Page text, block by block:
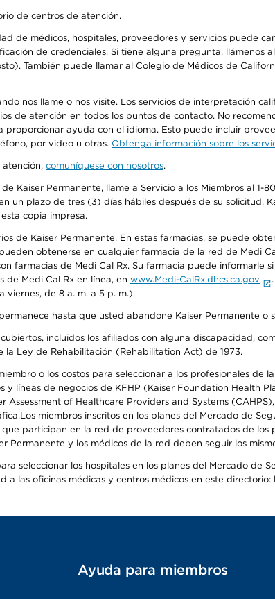
de centros de atención.
de médicos, hospitales, proveedores y servicios puede
de credenciales. Si tiene alguna pregunta, llámenos
También puede llamar al Colegio de Médicos de
nos llame o nos visite. Los servicios de interpretación
de atención en todos los puntos de contacto. No
ayuda con el idioma. Esto puede incluir
por video u otras. Obtenga información sobre los
comuníquese con nosotros.
Permanente, llame a Servicio a los Miembros al 1-
un plazo de tres (3) días hábiles después de su solicitud.
copia impresa.
de Kaiser Permanente. En estas farmacias, se puede
obtenerse en cualquier farmacia de la red de Medi
farmacias de Medi Cal Rx. Su farmacia puede informarle
de Medi Cal Rx en línea, en www.Medi-CalRx.dhcs.ca.gov
viernes, de 8 a. m. a 5 p. m.).
hasta que usted abandone Kaiser Permanente o
incluidos los afiliados con alguna discapacidad,
Ley de Rehabilitación (Rehabilitation Act) de 1973.
o los costos para seleccionar a los profesionales de
líneas de negocios de KFHP (Kaiser Foundation Health
of Healthcare Providers and Systems
miembros inscritos en los planes del Mercado de
participan en la red de proveedores contratados de los
y los médicos de la red deben seguir los
seleccionar los hospitales en los planes del Mercado de
las oficinas médicas y centros médicos en este
Ayuda para miembros